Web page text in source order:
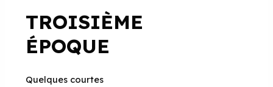
TROISIÈME
ÉPOQUE
Quelques courtes